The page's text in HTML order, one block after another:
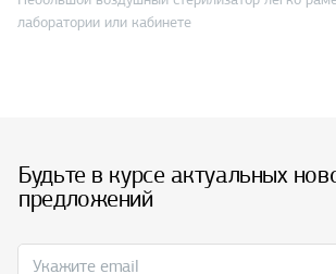
лаборатории или кабинете
Будьте в курсе актуальных
предложений